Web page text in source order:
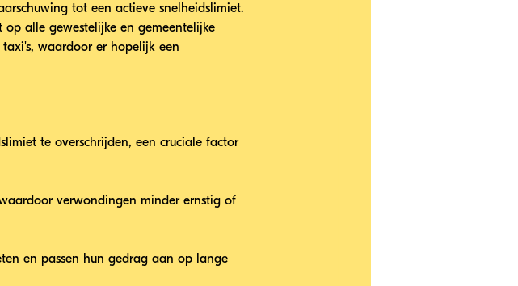
tot een actieve snelheidslimiet.
alle gewestelijke en gemeentelijke
waardoor er hopelijk een
te overschrijden, een cruciale factor
verwondingen minder ernstig of
en passen hun gedrag aan op lange